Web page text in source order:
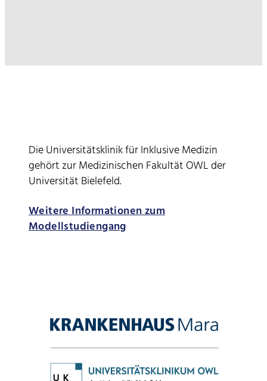
Die Universitätsklinik für Inklusive Medizin
gehört zur Medizinischen Fakultät OWL der
Universität Bielefeld.
Weitere Informationen zum
Modellstudiengang